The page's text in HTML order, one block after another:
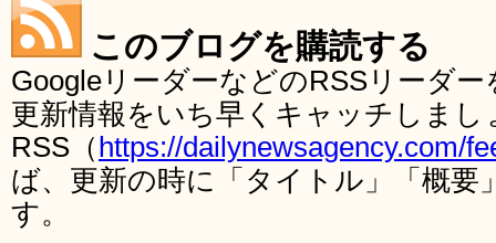
このブログを購読する
GoogleリーダーなどのRSSリーダ
更新情報をいち早くキャッチしま
RSS（ https://dailynewsagency.com/
ば、更新の時に「タイトル」「概要
す。